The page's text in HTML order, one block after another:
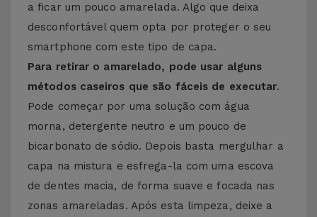
a ficar um pouco amarelada. Algo que deixa
desconfortável quem opta por proteger o seu
smartphone com este tipo de capa.
Para retirar o amarelado, pode usar alguns
métodos caseiros que são fáceis de executar.
Pode começar por uma solução com água
morna, detergente neutro e um pouco de
bicarbonato de sódio. Depois basta mergulhar a
capa na mistura e esfrega-la com uma escova
de dentes macia, de forma suave e focada nas
zonas amareladas. Após esta limpeza, deixe a